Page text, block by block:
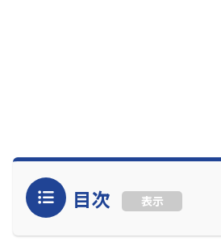
目次 表示